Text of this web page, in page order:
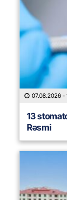
07.08.2026 -
13
Rəsmi